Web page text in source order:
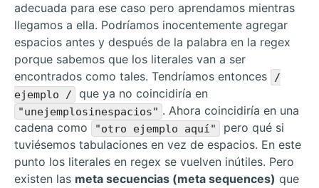
adecuada para ese caso pero aprendamos mientras
llegamos a ella. Podríamos inocentemente agregar
espacios antes y después de la palabra en la regex
porque sabemos que los literales van a ser
encontrados como tales. Tendríamos entonces
/
ejemplo /
que ya no coincidiría en
"unejemplosinespacios" . Ahora coincidiría en una
cadena como
"otro ejemplo aquí"
pero qué si
tuviésemos tabulaciones en vez de espacios. En este
punto los literales en regex se vuelven inútiles. Pero
existen las meta secuencias (meta sequences) que